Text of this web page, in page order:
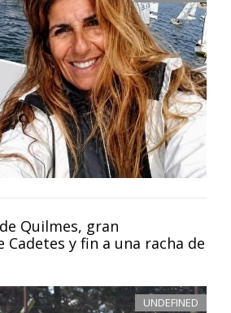
Quilmes, gran
Cadetes y fin a una racha de
UNDEFINED